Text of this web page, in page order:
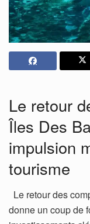
Le retour
Îles Des
impulsion
tourisme
Le retour des
donne un coup de